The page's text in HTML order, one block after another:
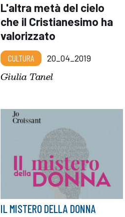
L'altra metà del cielo
che il Cristianesimo ha
valorizzato
CULTURA 20_04_2019
Giulia Tanel
IL MISTERO DELLA DONNA